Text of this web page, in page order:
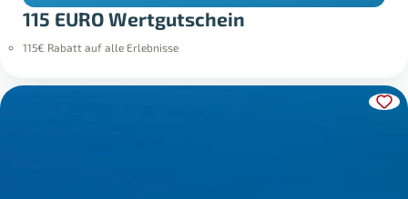
115 EURO Wertgutschein
115€ Rabatt auf alle Erlebnisse